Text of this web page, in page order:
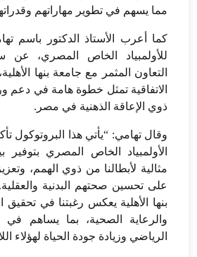
مما يسهم في تطوير مهاراتهم
كما أعرب الأستاذ الدكتور باسم
للأولمبياد الخاص المصري، عن
التعاون المثمر مع جامعة بنها
الاتفاقية تمثل خطوة هامة في دعم
ذوي الإعاقة الذهنية في مصر.
وقال تهامي: “يأتي هذا البروتوكول
الأولمبياد الخاص المصري بتوفير
مثالية لأبطالنا من ذوي الهمم،
على تحسين صحتهم البدنية
بنها الأهلية يعكس رغبتنا في تحقيق
والرعاية الصحية، بما يساهم في
الرياضي وزيادة جودة الحياة لهؤلاء